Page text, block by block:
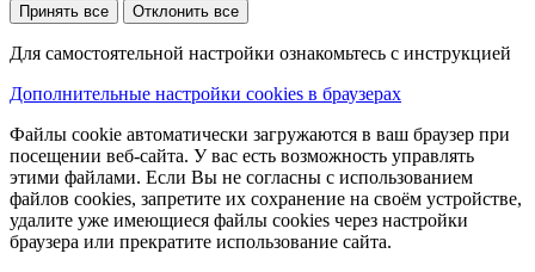
Принять все Отклонить все
Для самостоятельной настройки ознакомьтесь с инструкцией
Дополнительные настройки cookies в браузерах
Файлы cookie автоматически загружаются в ваш браузер при
посещении веб-сайта. У вас есть возможность управлять
этими файлами. Если Вы не согласны с использованием
файлов cookies, запретите их сохранение на своём устройстве,
удалите уже имеющиеся файлы cookies через настройки
браузера или прекратите использование сайта.